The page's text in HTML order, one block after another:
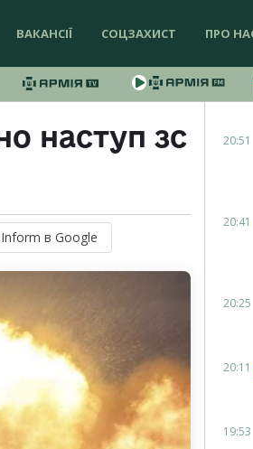
ВАКАНСІЇ СОЦЗАХИСТ ПРО
наступ зс
в Google
20:51
20:41
20:25
20:11
19:53